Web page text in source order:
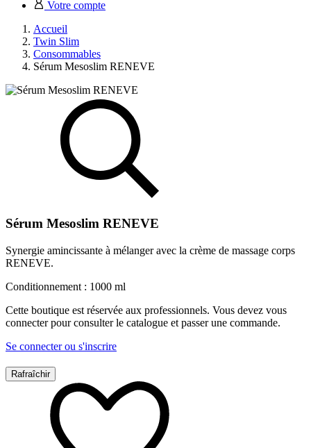
Votre compte
Accueil
Twin Slim
Consommables
Sérum Mesoslim RENEVE
Sérum Mesoslim RENEVE
Synergie amincissante à mélanger avec la crème de massage corps
RENEVE.
Conditionnement : 1000 ml
Cette boutique est réservée aux professionnels. Vous devez vous
connecter pour consulter le catalogue et passer une commande.
Se connecter ou s'inscrire